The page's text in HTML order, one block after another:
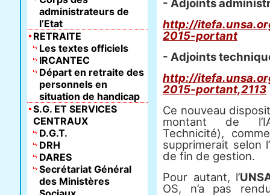
- Adjoints
http://
2015-portant
- Adjoints
http://
2015-portant,2113
Ce nouveau
montant de
Technicité),
supprimerait selon
de fin de gestion.
Pour autant, l’
OS, n’a pas
administrateurs de
l’Etat
RETRAITE
Les textes officiels
IRCANTEC
Départ en retraite des
personnels en
situation de handicap
S.G. ET SERVICES
CENTRAUX
D.G.T.
DRH
DARES
Secrétariat Général
des Ministères